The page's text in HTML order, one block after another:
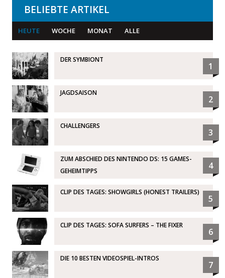
BELIEBTE ARTIKEL
HEUTE WOCHE MONAT ALLE
DER SYMBIONT
1
JAGDSAISON
2
CHALLENGERS
3
ZUM ABSCHIED DES NINTENDO DS: 15 GAMES-
GEHEIMTIPPS
4
CLIP DES TAGES: SHOWGIRLS (HONEST TRAILERS)
5
CLIP DES TAGES: SOFA SURFERS – THE FIXER
6
DIE 10 BESTEN VIDEOSPIEL-INTROS
7